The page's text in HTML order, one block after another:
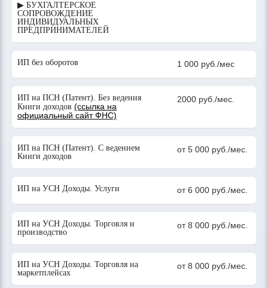
▶ БУХГАЛТЕРСКОЕ
СОПРОВОЖДЕНИЕ
ИНДИВИДУАЛЬНЫХ
ПРЕДПРИНИМАТЕЛЕЙ
ИП без оборотов 1 000 руб./мес
ИП на ПСН (Патент). Без ведения
Книги доходов (ссылка на
официальный сайт ФНС)
2000 руб./мес.
ИП на ПСН (Патент). С ведением
Книги доходов
от 5 000 руб./мес.
ИП на УСН Доходы. Услуги от 6 000 руб./мес.
ИП на УСН Доходы. Торговля и
производство
от 8 000 руб./мес.
ИП на УСН Доходы. Торговля на
маркетплейсах
от 8 000 руб./мес.